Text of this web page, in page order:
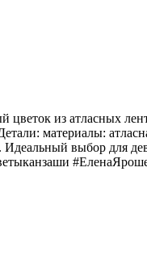
цветок из атласных
материалы:
выбор для